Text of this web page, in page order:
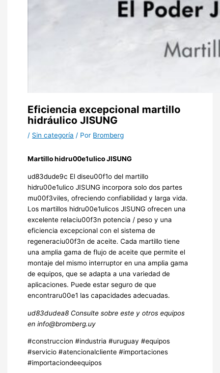
Eficiencia excepcional martillo
hidráulico JISUNG
/ Sin categoría / Por Bromberg
Martillo hidru00e1ulico JISUNG
ud83dude9c El diseu00f1o del martillo
hidru00e1ulico JISUNG incorpora solo dos partes
mu00f3viles, ofreciendo confiabilidad y larga vida.
Los martillos hidru00e1ulicos JISUNG ofrecen una
excelente relaciu00f3n potencia / peso y una
eficiencia excepcional con el sistema de
regeneraciu00f3n de aceite. Cada martillo tiene
una amplia gama de flujo de aceite que permite el
montaje del mismo interruptor en una amplia gama
de equipos, que se adapta a una variedad de
aplicaciones. Puede estar seguro de que
encontraru00e1 las capacidades adecuadas.
ud83dudea8 Consulte sobre este y otros equipos
en info@bromberg.uy
#construccion #industria #uruguay #equipos
#servicio #atencionalcliente #importaciones
#importaciondeequipos